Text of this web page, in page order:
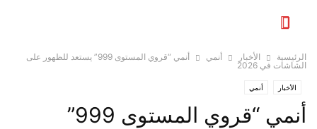
الرئيسية الأخبار أنمي
أنمي “قروي المستوى 999” يستعد للظهور على
الشاشات في 2026
الأخبار أنمي
أنمي “قروي المستوى 999”